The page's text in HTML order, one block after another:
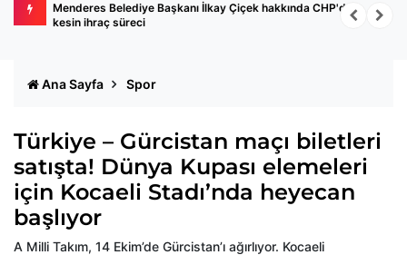
Menderes Belediye Başkanı İlkay Çiçek hakkında CHP'den
kesin ihraç süreci
Ana Sayfa Spor
Türkiye – Gürcistan maçı biletleri
satışta! Dünya Kupası elemeleri
için Kocaeli Stadı’nda heyecan
başlıyor
A Milli Takım, 14 Ekim’de Gürcistan’ı ağırlıyor. Kocaeli